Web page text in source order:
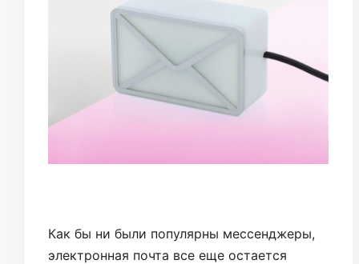
Как бы ни были популярны мессенджеры,
электронная почта все еще остается